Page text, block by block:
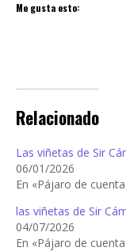
Me gusta esto:
Relacionado
Las viñetas de Sir
06/01/2026
En «Pájaro de
las viñetas de Sir
04/07/2026
En «Pájaro de